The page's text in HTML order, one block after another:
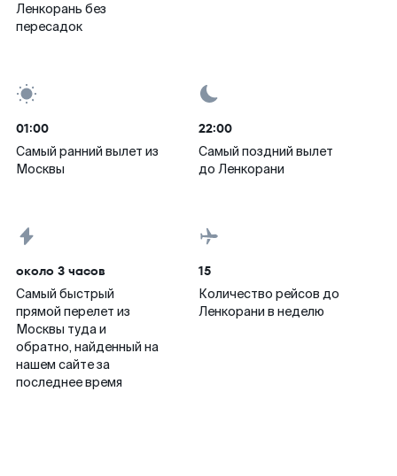
Ленкорань без
пересадок
01:00
Самый ранний вылет из
Москвы
22:00
Самый поздний вылет
до Ленкорани
около 3 часов
Самый быстрый
прямой перелет из
Москвы туда и
обратно, найденный на
нашем сайте за
последнее время
15
Количество рейсов до
Ленкорани в неделю